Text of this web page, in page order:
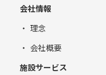
会社情報
理念
会社概要
施設サービス